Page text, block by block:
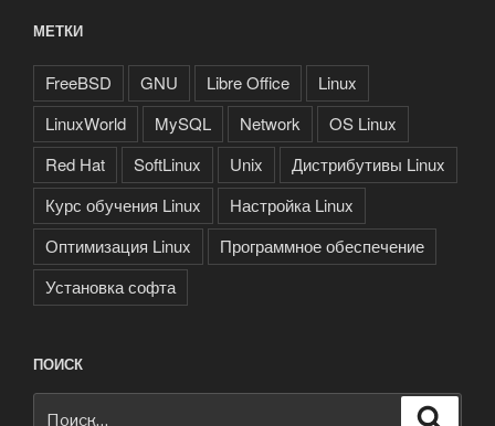
МЕТКИ
FreeBSD GNU Libre Office
Linux
LinuxWorld
MySQL Network
OS Linux
Red Hat
SoftLinux Unix
Дистрибутивы Linux
Курс обучения Linux
Настройка Linux
Оптимизация Linux
Программное обеспечение
Установка софта
ПОИСК